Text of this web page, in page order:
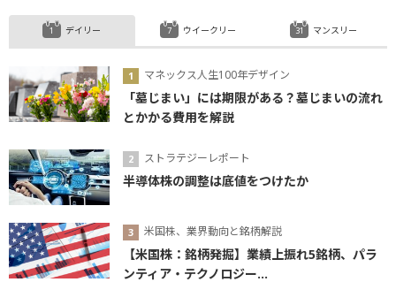
デイリー
マネックス人生100年デザイン
「墓じまい」には期限がある？墓じまいの流れ
とかかる費用を解説
ストラテジーレポート
半導体株の調整は底値をつけたか
米国株、業界動向と銘柄解説
【米国株：銘柄発掘】業績上振れ5銘柄、パラ
ンティア・テクノロジー...
ウイークリー マンスリー